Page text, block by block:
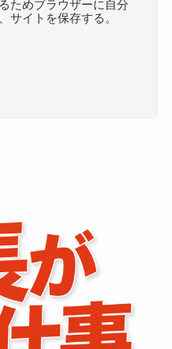
ためブラウザーに自分
サイトを保存する。